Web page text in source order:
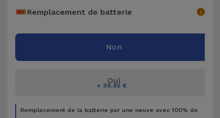
Accessoires
Mobilité,
Vélo
Remplacement de batterie
Non
Oui
+ 39,95 €
Remplacement de la batterie par une neuve avec 100% de